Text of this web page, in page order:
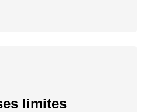
limites